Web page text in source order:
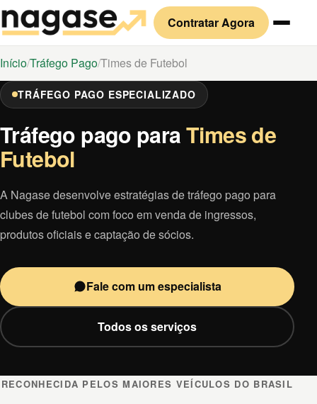
Contratar Agora
InícioTráfego PagoTimes de Futebol
TRÁFEGO PAGO ESPECIALIZADO
Tráfego pago paraTimes de
Futebol
A Nagase desenvolve estratégias de tráfego pago para
clubes de futebol com foco em venda de ingressos,
produtos oficiais e captação de sócios.
Fale com um especialista
Todos os serviços
RECONHECIDA PELOS MAIORES VEÍCULOS DO BRASIL